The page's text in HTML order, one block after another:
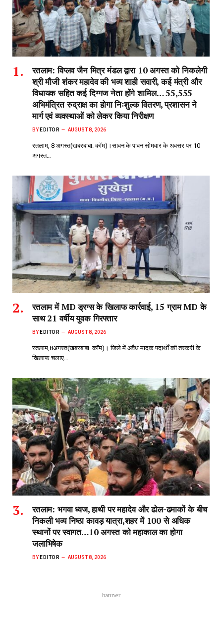
रतलाम: विप्लव जैन मित्र मंडल द्वारा 10 अगस्त को निकलेगी
श्री मौजी शंकर महादेव की भव्य शाही सवारी, कई मंत्री और
विधायक सहित कई दिग्गज नेता होंगे शामिल… 55,555
अभिमंत्रित रुद्राक्ष का होगा निःशुल्क वितरण, प्रशासन ने
मार्ग एवं व्यवस्थाओं को लेकर किया निरीक्षण
BY EDITOR AUGUST 8, 2026
रतलाम, 8 अगस्त(खबरबाबा. कॉम)।सावन के पावन सोमवार के अवसर पर 10
अगस्त…
रतलाम में MD ड्रग्स के खिलाफ कार्रवाई, 15 ग्राम MD के
साथ 21 वर्षीय युवक गिरफ्तार
BY EDITOR AUGUST 8, 2026
रतलाम,8अगस्त(खबरबाबा. कॉम)। जिले में अवैध मादक पदार्थों की तस्करी के
खिलाफ चलाए…
रतलाम: भगवा ध्वज, हाथी पर महादेव और ढोल-ढमाकों के बीच
निकली भव्य निष्ठा कावड़ यात्रा,शहर में 100 से अधिक
स्थानों पर स्वागत…10 अगस्त को महाकाल का होगा
जलाभिषेक
BY EDITOR AUGUST 8, 2026
banner